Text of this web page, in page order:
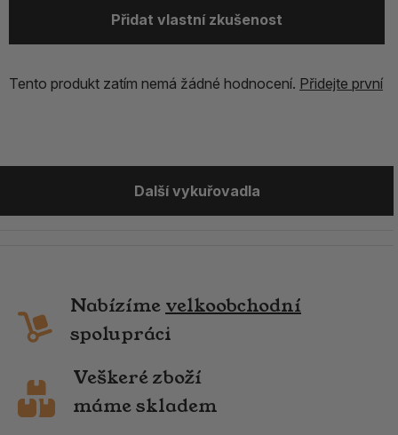
Přidat vlastní zkušenost
Tento produkt zatím nemá žádné hodnocení. Přidejte první
Další vykuřovadla
Nabízíme velkoobchodní
spolupráci
Veškeré zboží
máme skladem